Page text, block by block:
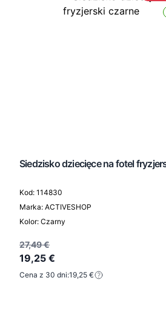
Siedzisko dziecięce na fotel
Kod: 114830
Marka: ACTIVESHOP
Kolor: Czarny
27,49 €
19,25 €
Cena z 30 dni:19,25 €